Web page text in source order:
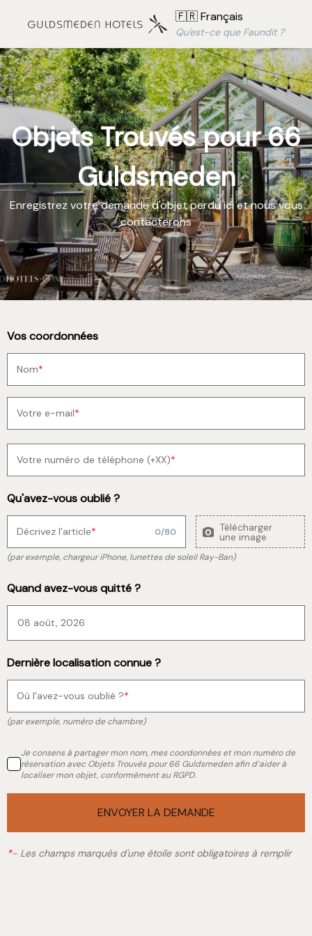
🇫🇷 Français
Qu'est-ce que Faundit ?
Objets Trouvés pour 66
Guldsmeden
Enregistrez votre demande d'objet perdu ici et nous vous
contacterons
Vos coordonnées
Nom
Votre e-mail
Votre numéro de téléphone (+XX)
Qu'avez-vous oublié ?
Décrivez l'article 0/80 Télécharger
une image
(par exemple, chargeur iPhone, lunettes de soleil Ray-Ban)
Quand avez-vous quitté ?
Dernière localisation connue ?
Où l'avez-vous oublié ?
(par exemple, numéro de chambre)
Je consens à partager mon nom, mes coordonnées et mon numéro de
réservation avec Objets Trouvés pour 66 Guldsmeden afin d’aider à
localiser mon objet, conformément au RGPD.
ENVOYER LA DEMANDE
*- Les champs marqués d'une étoile sont obligatoires à remplir